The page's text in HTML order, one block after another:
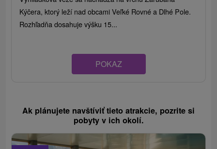
Kýčera, ktorý leží nad obcami Veľké Rovné a Dlhé Pole.
Rozhľadňa dosahuje výšku 15...
POKAZ
Ak plánujete navštíviť tieto atrakcie, pozrite si
pobyty v ich okolí.